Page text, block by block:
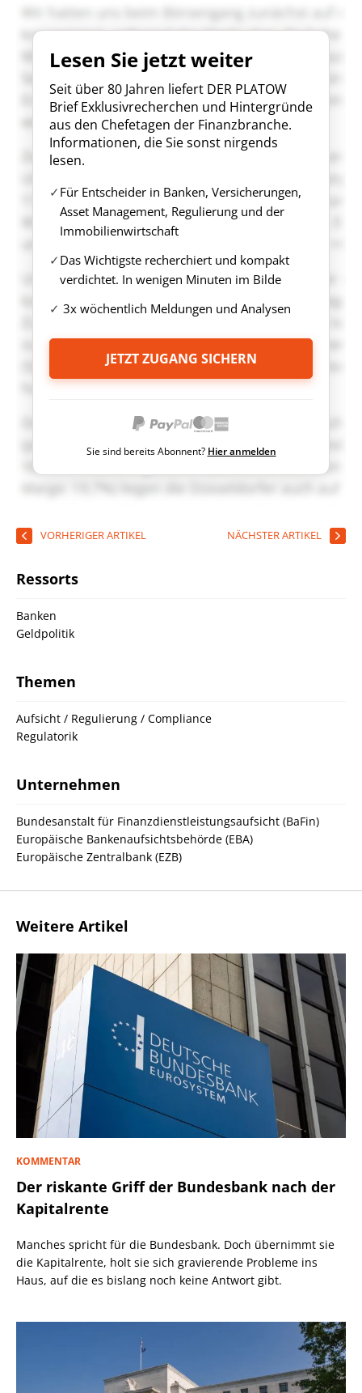
Lesen Sie jetzt weiter
Seit über 80 Jahren liefert DER PLATOW
Brief Exklusivrecherchen und Hintergründe
aus den Chefetagen der Finanzbranche.
Informationen, die Sie sonst nirgends
lesen.
Für Entscheider in Banken, Versicherungen,
Asset Management, Regulierung und der
Immobilienwirtschaft
Das Wichtigste recherchiert und kompakt
verdichtet. In wenigen Minuten im Bilde
3x wöchentlich Meldungen und Analysen
JETZT ZUGANG SICHERN
Sie sind bereits Abonnent? Hier anmelden
VORHERIGER ARTIKEL NÄCHSTER ARTIKEL
Ressorts
Banken
Geldpolitik
Themen
Aufsicht / Regulierung / Compliance
Regulatorik
Unternehmen
Bundesanstalt für Finanzdienstleistungsaufsicht (BaFin)
Europäische Bankenaufsichtsbehörde (EBA)
Europäische Zentralbank (EZB)
Weitere Artikel
KOMMENTAR
Der riskante Griff der Bundesbank nach der
Kapitalrente
Manches spricht für die Bundesbank. Doch übernimmt sie
die Kapitalrente, holt sie sich gravierende Probleme ins
Haus, auf die es bislang noch keine Antwort gibt.